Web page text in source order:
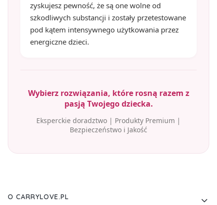
zyskujesz pewność, że są one wolne od
szkodliwych substancji i zostały przetestowane
pod kątem intensywnego użytkowania przez
energiczne dzieci.
Wybierz rozwiązania, które rosną razem z
pasją Twojego dziecka.
Eksperckie doradztwo | Produkty Premium |
Bezpieczeństwo i Jakość
Linki w stopce
O CARRYLOVE.PL